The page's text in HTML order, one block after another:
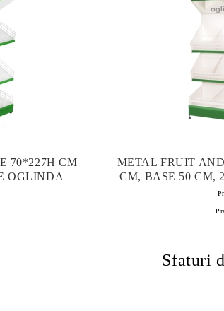
70*227H CM
OGLINDA
METAL FRUIT
CM, BASE 50 CM,
Sfaturi